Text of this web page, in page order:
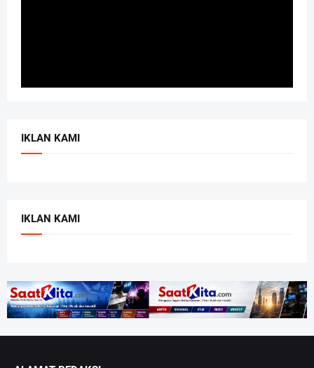
IKLAN KAMI
IKLAN KAMI